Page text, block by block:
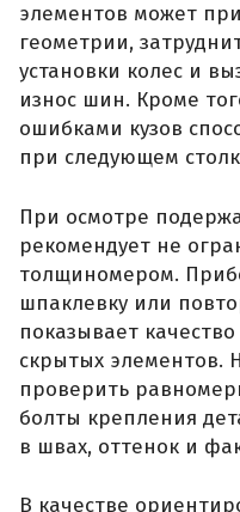
элементов может
геометрии,
установки колес и
износ шин. Кроме
ошибками кузов
при следующем
При осмотре
рекомендует не
толщиномером.
шпаклевку или
показывает
скрытых элементов.
проверить
болты крепления
в швах, оттенок и
В качестве